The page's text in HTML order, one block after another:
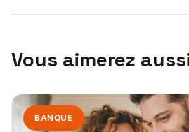
Vous aimerez
BANQUE